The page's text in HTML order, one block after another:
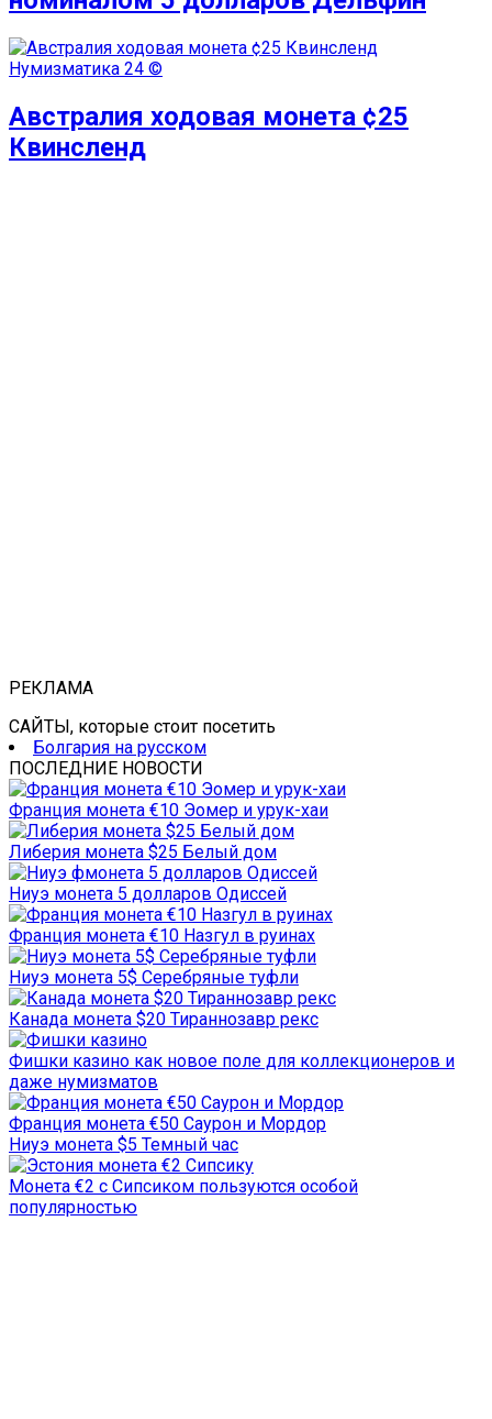
Нумизматика 24 ©
Австралия ходовая монета ¢25
Квинсленд
РЕКЛАМА
САЙТЫ, которые стоит посетить
Болгария на русском
ПОСЛЕДНИЕ НОВОСТИ
Франция монета €10 Эомер и урук-хаи
Либерия монета $25 Белый дом
Ниуэ монета 5 долларов Одиссей
Франция монета €10 Назгул в руинах
Ниуэ монета 5$ Серебряные туфли
Канада монета $20 Тираннозавр рекс
Фишки казино как новое поле для коллекционеров и
даже нумизматов
Франция монета €50 Саурон и Мордор
Ниуэ монета $5 Темный час
Монета €2 с Сипсиком пользуются особой
популярностью